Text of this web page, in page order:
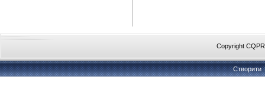
Copyright
Створити